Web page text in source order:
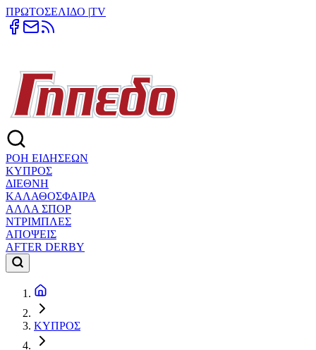
ΠΡΩΤΟΣΕΛΙΔΟ |TV
ΡΟΗ ΕΙΔΗΣΕΩΝ
ΚΥΠΡΟΣ
ΔΙΕΘΝΗ
ΚΑΛΑΘΟΣΦΑΙΡΑ
ΑΛΛΑ ΣΠΟΡ
ΝΤΡΙΜΠΛΕΣ
ΑΠΟΨΕΙΣ
AFTER DERBY
ΚΥΠΡΟΣ